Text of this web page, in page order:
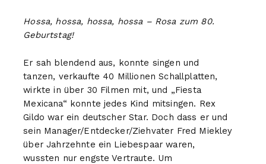
Hossa, hossa, hossa, hossa – Rosa zum 80.
Geburtstag!
Er sah blendend aus, konnte singen und
tanzen, verkaufte 40 Millionen Schallplatten,
wirkte in über 30 Filmen mit, und „Fiesta
Mexicana“ konnte jedes Kind mitsingen. Rex
Gildo war ein deutscher Star. Doch dass er und
sein Manager/Entdecker/Ziehvater Fred Miekley
über Jahrzehnte ein Liebespaar waren,
wussten nur engste Vertraute. Um